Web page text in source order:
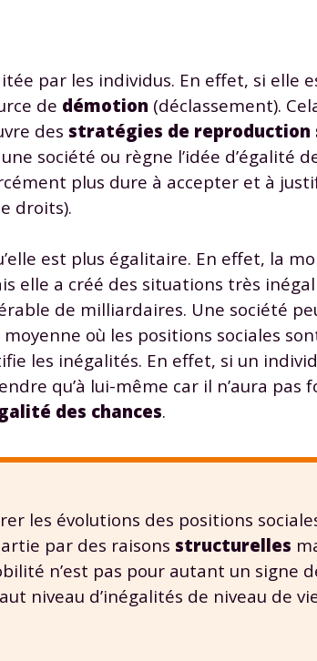
par les individus. En effet, si elle
de démotion (déclassement).
des stratégies de reproduction
société ou règne l’idée d’égalité
plus dure à accepter et à
droits).
est plus égalitaire. En effet, la
elle a créé des situations très
de milliardaires. Une société
où les positions sociales
les inégalités. En effet, si un
qu’à lui-même car il n’aura pas
des chances.
les évolutions des positions
par des raisons structurelles
n’est pas pour autant un signe
niveau d’inégalités de niveau de
afin que SEJER puisse vous donner accès au service
en savoir plus sur la gestion de vos données
pouvez consulternotre charte.
de recevoir les actualités et des
e-mail sera exclusivement utilisée pour vous envoyer
présent dans chaque newsletter. Pour en savoir plus
personnelles et pour exercer vos droits, vous
.